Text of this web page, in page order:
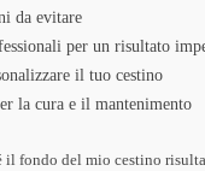
da evitare
per un risultato
il tuo cestino
la cura e il mantenimento
il fondo del mio cestino